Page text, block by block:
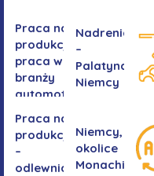
Praca na
produkcji -
praca w
branży
automotive
Nadrenia
–
Palatynat,
Niemcy
Praca na
produkcji
–
odlewnia
Niemcy,
okolice
Monachium